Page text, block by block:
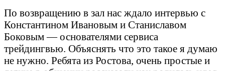
По возвращению в зал нас ждало интервью с
Константином Ивановым и Станиславом
Боковым — основателями сервиса
трейдингвью. Объяснять что это такое я думаю
не нужно. Ребята из Ростова, очень простые и